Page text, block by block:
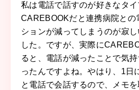
私は電話で話すのが好きなタイ
CAREBOOKだと連携病院との
ションが減ってしまうのが寂
した。ですが、実際に
ると、電話が減ったことで気
ったんですよね。やはり、1日
と電話で会話するので、メモ